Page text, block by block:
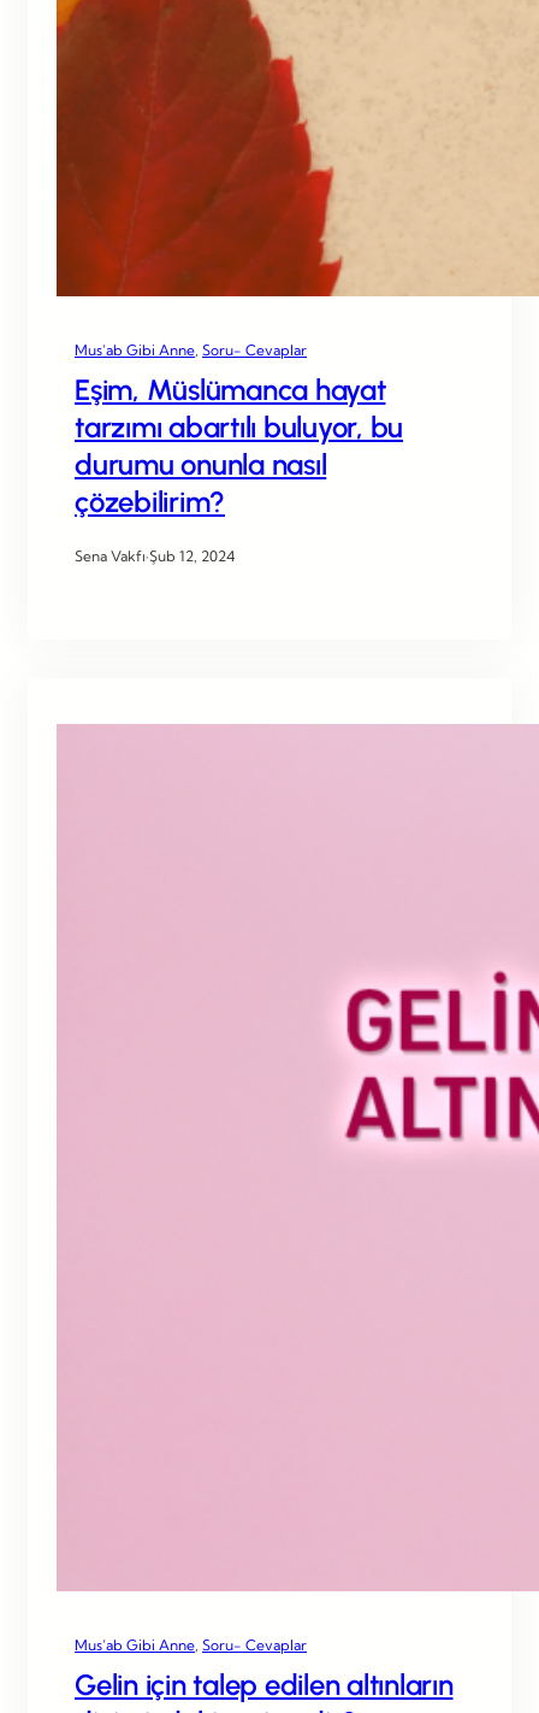
Mus’ab Gibi Anne Soru- Cevaplar
Eşim, Müslümanca hayat
tarzımı abartılı buluyor, bu
durumu onunla nasıl
çözebilirim?
Sena Vakfı·Şub 12, 2024
Mus’ab Gibi Anne Soru- Cevaplar
Gelin için talep edilen altınların